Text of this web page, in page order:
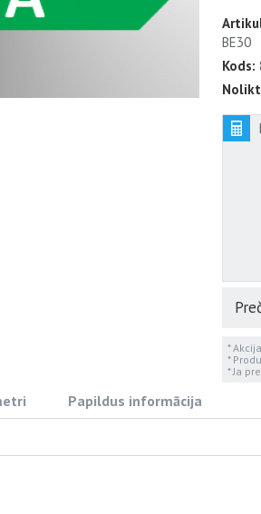
BE30
Kods:
*
*
* Ja
Papildus informācija